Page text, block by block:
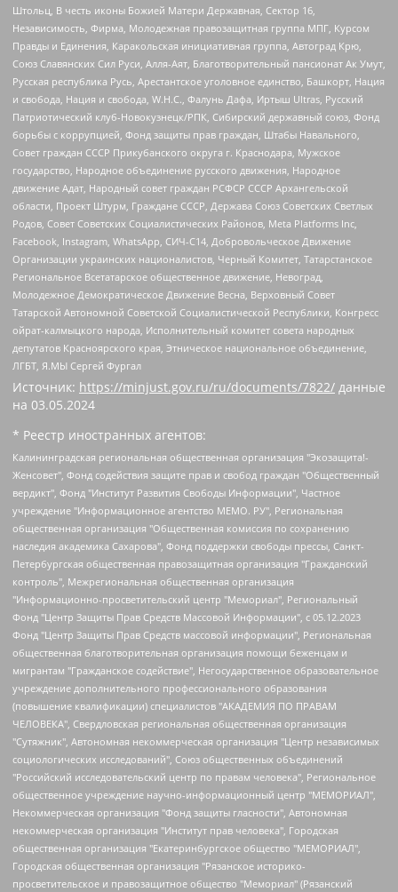
Штольц, В честь иконы Божией Матери Державная, Сектор 16,
Независимость, Фирма, Молодежная правозащитная группа МПГ, Курсом
Правды и Единения, Каракольская инициативная группа, Автоград Крю,
Союз Славянских Сил Руси, Алля-Аят, Благотворительный пансионат Ак Умут,
Русская республика Русь, Арестантское уголовное единство, Башкорт, Нация
и свобода, Нация и свобода, W.H.С., Фалунь Дафа, Иртыш Ultras, Русский
Патриотический клуб-Новокузнецк/РПК, Сибирский державный союз, Фонд
борьбы с коррупцией, Фонд защиты прав граждан, Штабы Навального,
Совет граждан СССР Прикубанского округа г. Краснодара, Мужское
государство, Народное объединение русского движения, Народное
движение Адат, Народный совет граждан РСФСР СССР Архангельской
области, Проект Штурм, Граждане СССР, Держава Союз Советских Светлых
Родов, Совет Советских Социалистических Районов, Meta Platforms Inc,
Facebook, Instagram, WhatsApp, СИЧ-С14, Добровольческое Движение
Организации украинских националистов, Черный Комитет, Татарстанское
Региональное Всетатарское общественное движение, Невоград,
Молодежное Демократическое Движение Весна, Верховный Совет
Татарской Автономной Советской Социалистической Республики, Конгресс
ойрат-калмыцкого народа, Исполнительный комитет совета народных
депутатов Красноярского края, Этническое национальное объединение,
ЛГБТ, Я.МЫ Сергей Фургал
Источник: https://minjust.gov.ru/ru/documents/7822/ данные
на 03.05.2024
* Реестр иностранных агентов:
Калининградская региональная общественная организация "Экозащита!-Женсовет", Фонд содействия защите прав и свобод граждан "Общественный вердикт", Фонд "Институт Развития Свободы Информации", Частное учреждение "Информационное агентство МЕМО. РУ", Региональная общественная организация "Общественная комиссия по сохранению наследия академика Сахарова", Фонд поддержки свободы прессы, Санкт-Петербургская общественная правозащитная организация "Гражданский контроль", Межрегиональная общественная организация "Информационно-просветительский центр "Мемориал", Региональный Фонд "Центр Защиты Прав Средств Массовой Информации", с 05.12.2023 Фонд "Центр Защиты Прав Средств массовой информации", Региональная общественная благотворительная организация помощи беженцам и мигрантам "Гражданское содействие", Негосударственное образовательное учреждение дополнительного профессионального образования (повышение квалификации) специалистов "АКАДЕМИЯ ПО ПРАВАМ ЧЕЛОВЕКА", Свердловская региональная общественная организация "Сутяжник", Автономная некоммерческая организация "Центр независимых социологических исследований", Союз общественных объединений "Российский исследовательский центр по правам человека", Региональное общественное учреждение научно-информационный центр "МЕМОРИАЛ", Некоммерческая организация "Фонд защиты гласности", Автономная некоммерческая организация "Институт прав человека", Городская общественная организация "Екатеринбургское общество "МЕМОРИАЛ", Городская общественная организация "Рязанское историко-просветительское и правозащитное общество "Мемориал" (Рязанский Мемориал), Челябинский региональный орган общественной самодеятельности – женское общественное объединение "Женщины Евразии", Челябинский региональный орган общественной самодеятельности "Уральская правозащитная группа", Фонд содействия защите здоровья и социальной справедливости имени Андрея Рылькова, Автономная Некоммерческая Организация "Аналитический Центр Юрия Левады", Автономная некоммерческая организация социальной поддержки населения "Проект Апрель", Региональная общественная организация помощи женщинам и детям, находящимся в кризисной ситуации "Информационно-методический центр "Анна", Фонд содействия развитию массовых коммуникаций и правовому просвещению "Так-так-Так", Фонд содействия устойчивому развитию "Серебряная тайга", Свердловский региональный общественный фонд социальных проектов "Новое время", "Idel.Реалии", Кавказ.Реалии, Крым.Реалии, Телеканал Настоящее Время, Татаро-башкирская служба Радио Свобода (Azatliq Radiosi), Радио Свободная Европа/Радио Свобода (PCE/PC), "Сибирь.Реалии", "Фактограф", Благотворительный фонд помощи осужденным и их семьям, Автономная некоммерческая организация "Институт глобализации и социальных движений", Фонд "В защиту прав заключенных", Частное учреждение "Центр поддержки и содействия развитию средств массовой информации", Пензенский региональный общественный благотворительный фонд "Гражданский союз", "Север.Реалии", Некоммерческая организация Фонд "Правовая инициатива", Общество с ограниченной ответственностью "Радио Свободная Европа/Радио Свобода", Чешское информационное агентство "MEDIUM-ORIENT", Красноярская региональная общественная организация "Мы против СПИДа", Камалягин Денис Николаевич, Маркелов Сергей Евгеньевич, Пономарев Лев Александрович, Савицкая Людмила Алексеевна, Автономная некоммерческая организация "Центр по работе с проблемой насилия "НАСИЛИЮ.НЕТ", Межрегиональный профессиональный союз работников здравоохранения "Альянс врачей", Юридическое лицо, зарегистрированное в Латвийской Республике, SIA "Medusa Project" (регистрационный номер 40103797863, дата регистрации 10.06.2014), Некоммерческая организация "Фонд по борьбе с коррупцией", Автономная некоммерческая организация "Институт права и публичной политики", Баданин Роман Сергеевич, Гликин Максим Александрович, Железнова Мария Михайловна, Лукьянова Юлия Сергеевна, Маетная Елизавета Витальевна, Маняхин Петр Борисович, Чуракова Ольга Владимировна, Ярош Юлия Петровна, Юридическое лицо "The Insider SIA", зарегистрированное в Риге, Латвийская Республика (дата регистрации 26.06.2015), являющееся администратором доменного имени интернет-издания "The Insider SIA", https://theins.ru, Постернак Алексей Евгеньевич, Рубин Михаил Аркадьевич, Анин Роман Александрович, Юридическое лицо Istories fonds, зарегистрированное в Латвийской Республике (регистрационный номер 50008295751, дата регистрации 24.02.2020), Великовский Дмитрий Александрович, Долинина Ирина Николаевна, Мароховская Алеся Алексеевна, Шлейнов Роман Юрьевич, Шмагун Олеся Валентиновна, Общество с ограниченной ответственностью "Альтаир 2021", Общество с ограниченной ответственностью "Вега 2021", Общество с ограниченной ответственностью "Главный редактор 2021", Общество с ограниченной ответственностью "Ромашки монолит", Важенков Артем Валерьевич, Ивановская областная общественная организация "Центр гендерных исследований", Гурман Юрий Альбертович, Медиапроект "ОВД-Инфо", Егоров Владимир Владимирович, Жилинский Владимир Александрович, Общество с ограниченной ответственностью "ЗП", Иванова София Юрьевна, Карезина Инна Павловна, Кильтау Екатерина Викторовна, Петров Алексей Викторович, Пискунов Сергей Евгеньевич, Смирнов Сергей Сергеевич, Тихонов Михаил Сергеевич, Общество с ограниченной ответственностью "ЖУРНАЛИСТ-ИНОСТРАННЫЙ АГЕНТ", Арапова Галина Юрьевна, Вольтская Татьяна Анатольевна, Американская компания "Mason G.E.S. Anonymous Foundation" (США), являющаяся владельцем интернет-издания https://mnews.world/, Компания "Stichting Bellingcat", зарегистрированная в Нидерландах (дата регистрации 11.07.2018), Захаров Андрей Вячеславович, Клепиковская Екатерина Дмитриевна, Общество с ограниченной ответственностью "МЕМО", Перл Роман Александрович, Симонов Евгений Алексеевич, Соловьева Елена Анатольевна, Сотников Даниил Владимирович, Сурначева Елизавета Дмитриевна, Автономная некоммерческая организация по защите прав человека и информированию населения "Якутия – Наше Мнение", Общество с ограниченной ответственностью "Москоу диджитал медиа", с 26.01.2023 Общество с ограниченной ответственностью "Чайка Белые сады", Ветошкина Валерия Валерьевна, Заговора Максим Александрович, Межрегиональное общественное движение "Российская ЛГБТ - сеть", Оленичев Максим Владимирович, Павлов Иван Юрьевич, Скворцова Елена Сергеевна, Общество с ограниченной ответственностью "Как бы инагент", Кочетков Игорь Викторович, Общество с ограниченной ответственностью "Честные выборы", Еланчик Олег Александрович, Общество с ограниченной ответственностью "Нобелевский призыв", Гималова Регина Эмилевна, Григорьев Андрей Валерьевич, Григорьева Алина Александровна, Ассоциация по содействию защите прав призывников, альтернативнослужащих и военнослужащих "Правозащитная группа "Гражданин.Армия.Право", Хисамова Регина Фаритовна, Автономная некоммерческая организация по реализации социально-правовых программ "Лилит", Дальневосточное общественное движение "Маяк", Санкт-Петербургская ЛГБТ-инициативная группа "Выход", Инициативная группа ЛГБТ+ "Реверс", Алексеев Андрей Викторович, Бекбулатова Таисия Львовна, Беляев Иван Михайлович, Владыкина Елена Сергеевна, Гельман Марат Александрович, Никульшина Вероника Юрьевна, Толоконникова Надежда Андреевна, Шендерович Виктор Анатольевич, Общество с ограниченной ответственностью "Данное сообщение", Общество с ограниченной ответственностью Издательский дом "Новая глава", Айнбиндер Александра Александровна, Московский комьюнити-центр для ЛГБТ+инициатив, Благотворительный фонд развития филантропии, Deutsche Welle (Германия, Kurt-Schumacher-Strasse 3, 53113 Bonn), Борзунова Мария Михайловна, Воробьев Виктор Викторович, Голубева Анна Львовна, Константинова Алла Михайловна, Малкова Ирина Владимировна, Мурадов Мурад Абдулгалимович, Осетинская Елизавета Николаевна, Понасенков Евгений Николаевич, Ганапольский Матвей Юрьевич, Киселев Евгений Алексеевич, Борухович Ирина Григорьевна, Дремин Иван Тимофеевич, Дубровский Дмитрий Викторович, Красноярская региональная общественная организация поддержки и развития альтернативных образовательных технологий и межкультурных коммуникаций "ИНТЕРРА", Маяковская Екатерина Алексеевна, Фейгин Марк Захарович, Филимонов Андрей Викторович, Дзугкоева Регина Николаевна, Доброхотов Роман Александрович, Дудь Юрий Александрович, Елкин Сергей Владимирович, Кругликов Кирилл Игоревич, Сабунаева Мария Леонидовна, Семенов Алексей Владимирович, Шаинян Карен Багратович, Шульман Екатерина Михайловна, Асафьев Артур Валерьевич, Вахштайн Виктор Семенович, Венедиктов Алексей Алексеевич, Лушникова Екатерина Евгеньевна, Волков Леонид Михайлович, Невзоров Александр Глебович, Пархоменко Сергей Борисович, Сироткин Ярослав Николаевич, Кара-Мурза Владимир Владимирович, Баранова Наталья Владимировна, Гозман Леонид Яковлевич, Кагарлицкий Борис Юльевич, Климарев Михаил Валерьевич, Милов Владимир Станиславович, Автономная некоммерческая организация Краснодарский центр современного искусства "Типография", Моргенштерн Алишер Тагирович, Соболь Любовь Эдуардовна, Общество с ограниченной ответственностью "ЛИЗА НОРМ", Каспаров Гарри Кимович, Ходорковский Михаил Борисович, Общество с ограниченной ответственностью "Апрельские тезисы", Данилович Ирина Брониславовна, Кашин Олег Владимирович, Петров Николай Владимирович, Пивоваров Алексей Владимирович, Соколов Михаил Владимирович, Цветкова Юлия Владимировна, Чичваркин Евгений Александрович, Комитет против пыток/Команда против пыток, Общество с ограниченной ответственностью "Первый научный", Общество с ограниченной ответственностью "Вертолет и ко", Белоцерковская Вероника Борисовна, Кац Максим Евгеньевич, Лазарева Татьяна Юрьевна, Шаведдинов Руслан Табризович, Яшин Илья Валерьевич, Общество с ограниченной ответственностью "Иноагент ААВ", Алешковский Дмитрий Петрович, Альбац Евгения Марковна, Быков Дмитрий Львович, Галямина Юлия Евгеньевна, Лойко Сергей Леонидович, Мартынов Кирилл Константинович, Медведев Сергей Александрович, Крашенинников Федор Геннадиевич, Гордеева Катерина Вл